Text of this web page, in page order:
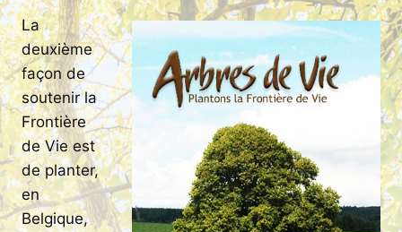
La
deuxième
façon de
soutenir la
Frontière
de Vie est
de planter,
en
Belgique,